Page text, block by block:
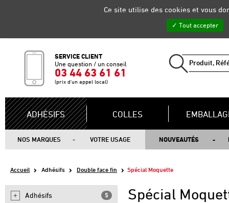
SERVICE CLIENT
Une question / un conseil
03 44 63 61 61
(prix d'un appel local)
ADHÉSIFS COLLES
NOS MARQUES VOTRE USAGE NOUVEAUTÉS
Accueil Adhésifs Double face fin Spécial Moquette
Adhésifs 5 Spécial
Ce site utilise des cookies et vous
Tout accepter